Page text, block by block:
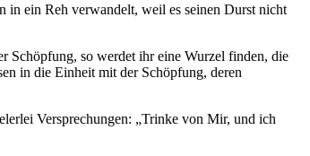
in ein Reh verwandelt, weil es seinen Durst nicht
Schöpfung, so werdet ihr eine Wurzel finden, die
in die Einheit mit der Schöpfung, deren
Versprechungen: „Trinke von Mir, und ich